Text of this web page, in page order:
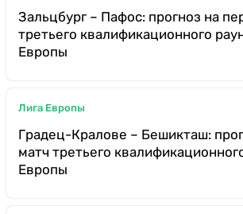
Зальцбург – Пафос: прогноз на
третьего квалификационного
Европы
Лига Европы
Градец-Кралове – Бешикташ:
матч третьего
Европы